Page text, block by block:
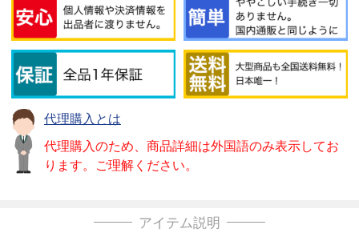
代理購入とは
代理購入のため、商品詳細は外国語のみ表示してお
ります。ご理解ください。
アイテム説明